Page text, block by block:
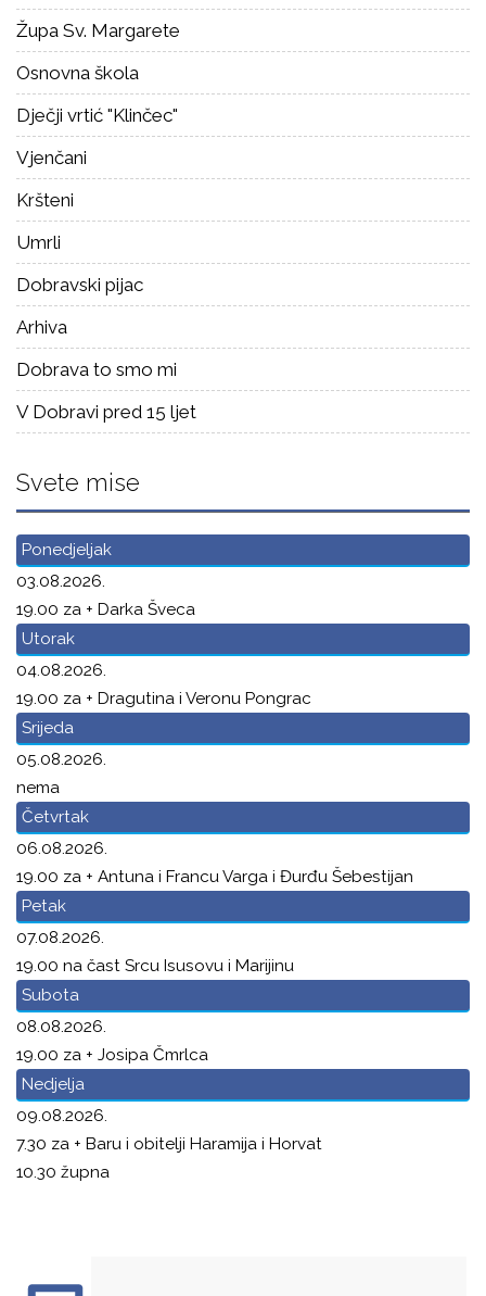
Župa Sv. Margarete
Osnovna škola
Dječji vrtić "Klinčec"
Vjenčani
Kršteni
Umrli
Dobravski pijac
Arhiva
Dobrava to smo mi
V Dobravi pred 15 ljet
Svete mise
Ponedjeljak
03.08.2026.
19.00 za + Darka Šveca
Utorak
04.08.2026.
19.00 za + Dragutina i Veronu Pongrac
Srijeda
05.08.2026.
nema
Četvrtak
06.08.2026.
19.00 za + Antuna i Francu Varga i Đurđu Šebestijan
Petak
07.08.2026.
19.00 na čast Srcu Isusovu i Marijinu
Subota
08.08.2026.
19.00 za + Josipa Čmrlca
Nedjelja
09.08.2026.
7.30 za + Baru i obitelji Haramija i Horvat
10.30 župna